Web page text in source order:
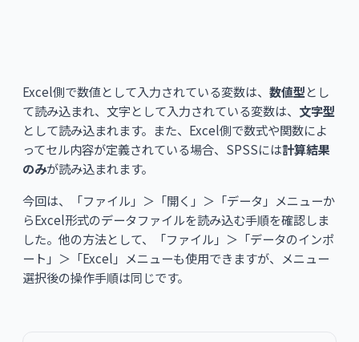
Excel側で数値として入力されている変数は、 数値型とし
て読み込まれ、文字として入力されている変数は、 文字型
として読み込まれます。また、Excel側で数式や関数によ
ってセル内容が定義されている場合、SPSSには計算結果
のみが読み込まれます。
今回は、「ファイル」＞「開く」＞「データ」メニューか
らExcel形式のデータファイルを読み込む手順を確認しま
した。他の方法として、「ファイル」＞「データのインポ
ート」＞「Excel」メニューも使用できますが、メニュー
選択後の操作手順は同じです。